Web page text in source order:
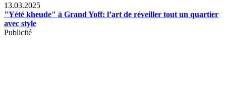
13.03.2025
"Yété kheude" à Grand Yoff: l’art de réveiller tout un quartier
avec style
Publicité